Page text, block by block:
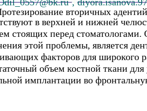
вторичных
в верхней и нижней
стоящих перед
этой проблемы, является
факторов для широкого
объем костной ткани
имплантации во